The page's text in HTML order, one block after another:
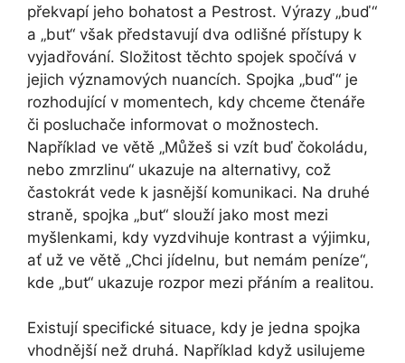
překvapí jeho bohatost a Pestrost. Výrazy „buď“
a „but“ však představují dva odlišné přístupy k
vyjadřování. Složitost těchto spojek spočívá v
jejich významových nuancích. Spojka „buď“ je
rozhodující v momentech, kdy chceme čtenáře
či posluchače informovat o možnostech.
Například ve větě „Můžeš si vzít buď čokoládu,
nebo zmrzlinu“ ukazuje na alternativy, což
častokrát vede k jasnější komunikaci. Na druhé
straně, spojka „but“ slouží jako most mezi
myšlenkami, kdy vyzdvihuje kontrast a výjimku,
ať už ve větě „Chci jídelnu, but nemám peníze“,
kde „but“ ukazuje rozpor mezi přáním a realitou.
Existují specifické situace, kdy je jedna spojka
vhodnější než druhá. Například když usilujeme